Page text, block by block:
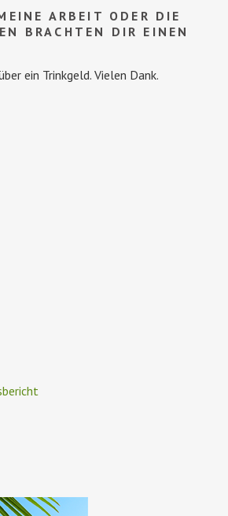
ARBEIT ODER DIE
BRACHTEN DIR EINEN
ein Trinkgeld. Vielen Dank.